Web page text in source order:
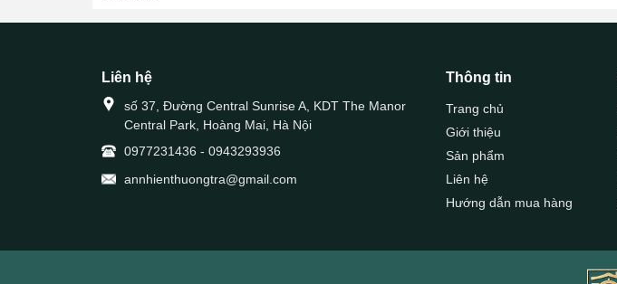
Liên hệ
số 37, Đường Central Sunrise A, KDT The Manor
Central Park, Hoàng Mai, Hà Nội
0977231436 - 0943293936
annhienthuongtra@gmail.com
Thông tin
Trang chủ
Giới thiệu
Sản phẩm
Liên hệ
Hướng dẫn mua hàng